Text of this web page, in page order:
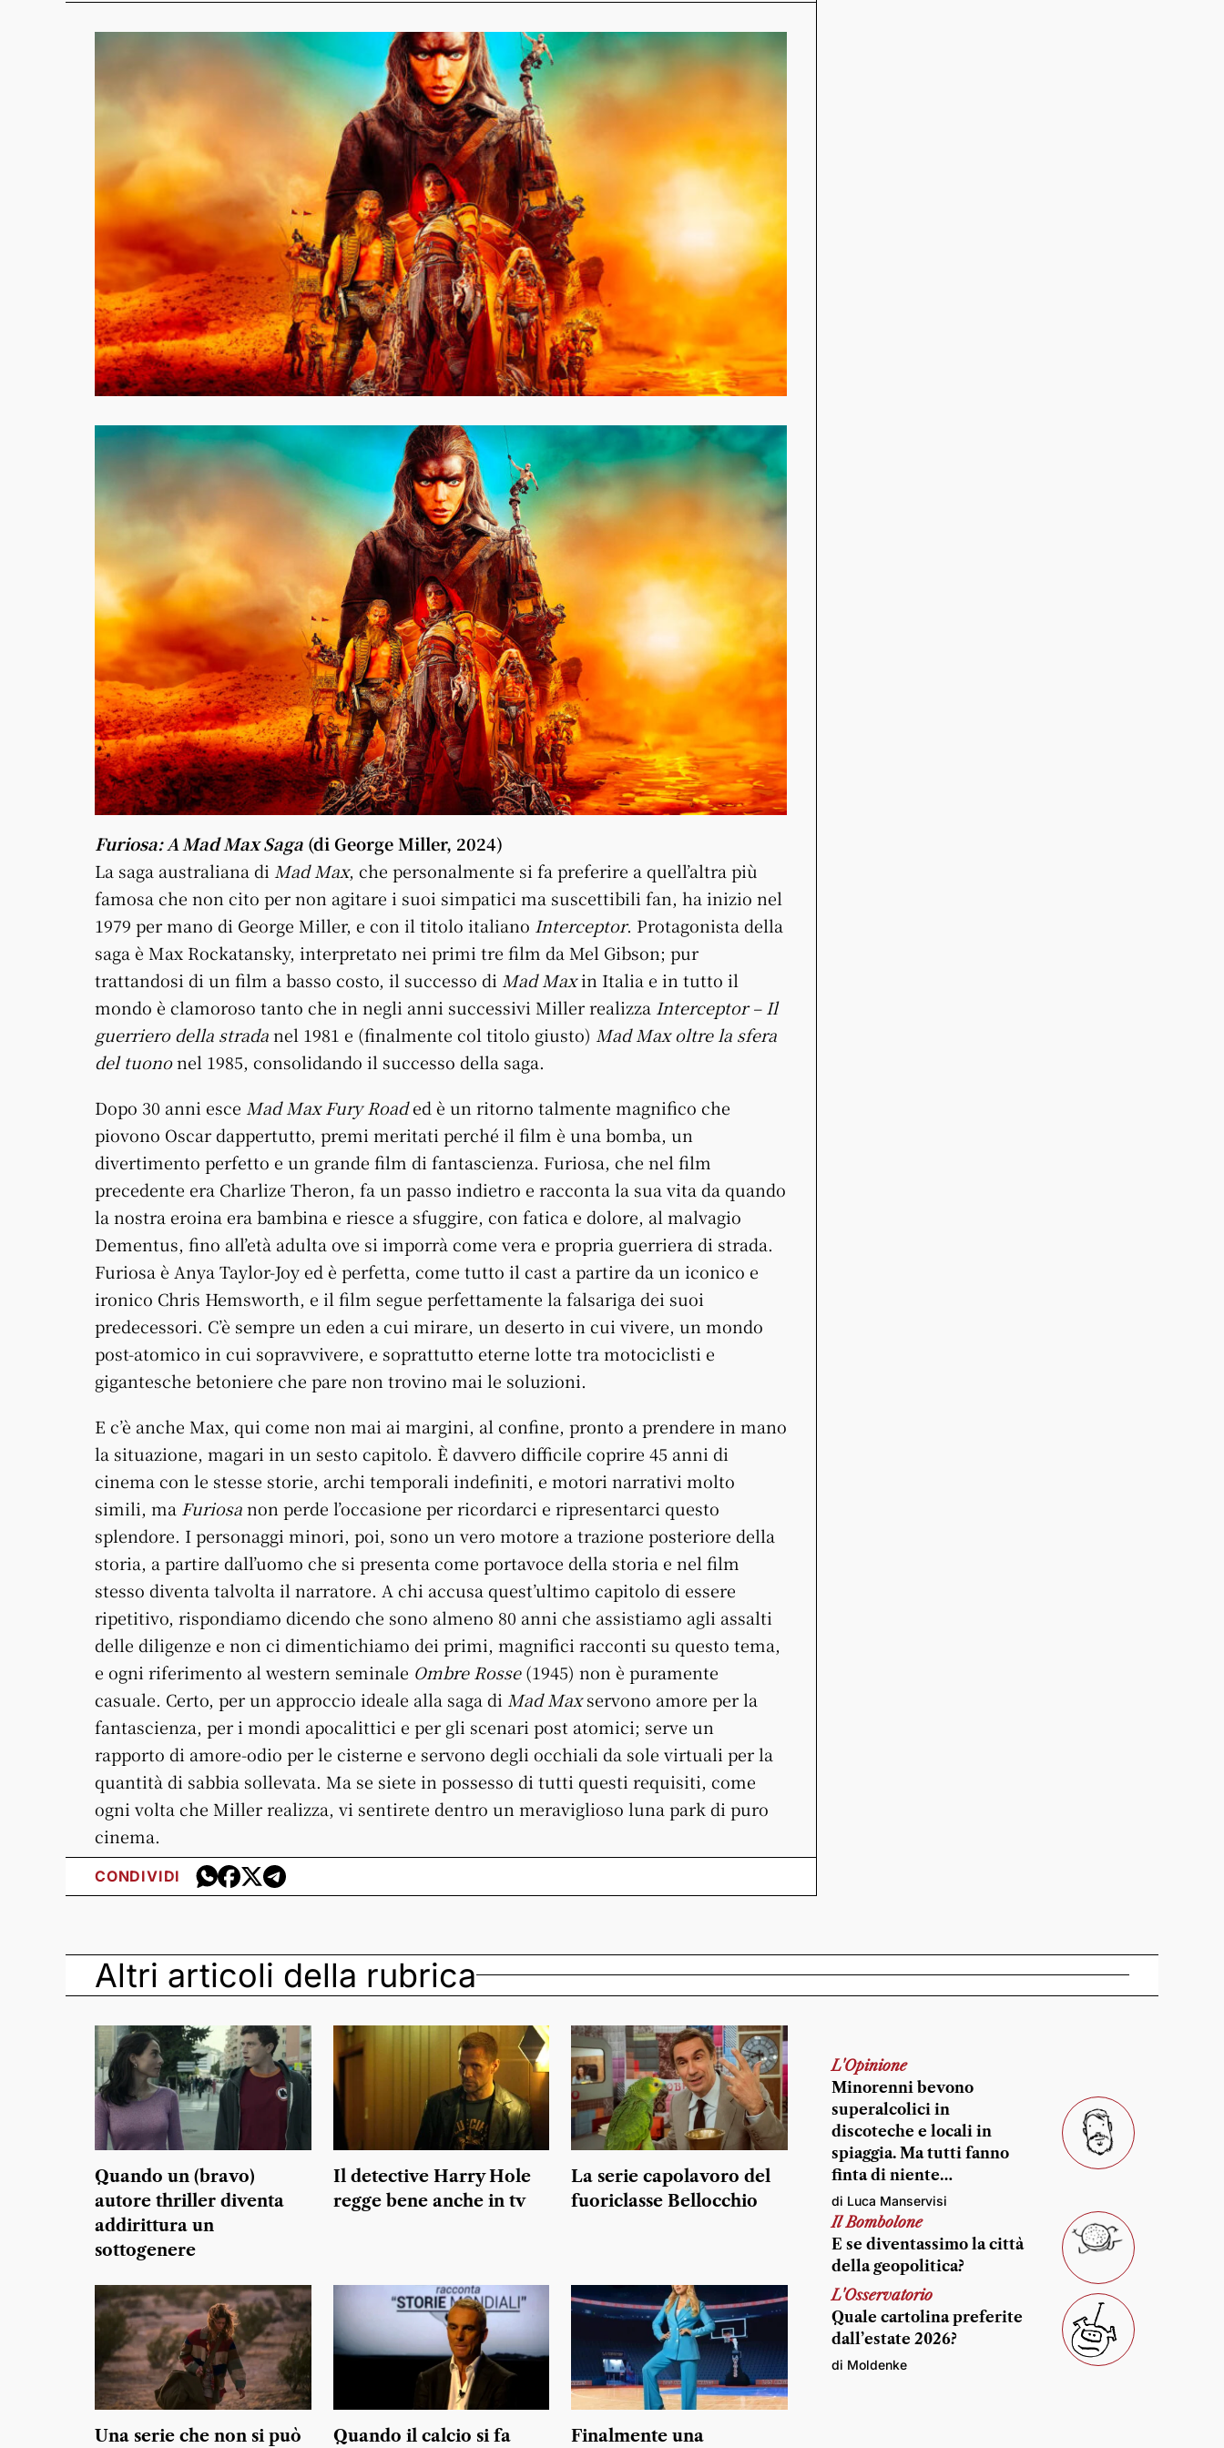
Furiosa: A Mad Max Saga (di George Miller, 2024)
La saga australiana di Mad Max, che personalmente si fa preferire a quell’altra più
famosa che non cito per non agitare i suoi simpatici ma suscettibili fan, ha inizio nel
1979 per mano di George Miller, e con il titolo italiano Interceptor. Protagonista della
saga è Max Rockatansky, interpretato nei primi tre film da Mel Gibson; pur
trattandosi di un film a basso costo, il successo di Mad Maxin Italia e in tutto il
mondo è clamoroso tanto che in negli anni successivi Miller realizza Interceptor – Il
guerriero della stradanel 1981 e (finalmente col titolo giusto) Mad Max oltre la sfera
del tuononel 1985, consolidando il successo della saga.
Dopo 30 anni esce Mad Max Fury Roaded è un ritorno talmente magnifico che
piovono Oscar dappertutto, premi meritati perché il film è una bomba, un
divertimento perfetto e un grande film di fantascienza. Furiosa, che nel film
precedente era Charlize Theron, fa un passo indietro e racconta la sua vita da quando
la nostra eroina era bambina e riesce a sfuggire, con fatica e dolore, al malvagio
Dementus, fino all’età adulta ove si imporrà come vera e propria guerriera di strada.
Furiosa è Anya Taylor-Joy ed è perfetta, come tutto il cast a partire da un iconico e
ironico Chris Hemsworth, e il film segue perfettamente la falsariga dei suoi
predecessori. C’è sempre un eden a cui mirare, un deserto in cui vivere, un mondo
post-atomico in cui sopravvivere, e soprattutto eterne lotte tra motociclisti e
gigantesche betoniere che pare non trovino mai le soluzioni.
E c’è anche Max, qui come non mai ai margini, al confine, pronto a prendere in mano
la situazione, magari in un sesto capitolo. È davvero difficile coprire 45 anni di
cinema con le stesse storie, archi temporali indefiniti, e motori narrativi molto
simili, ma Furiosanon perde l’occasione per ricordarci e ripresentarci questo
splendore. I personaggi minori, poi, sono un vero motore a trazione posteriore della
storia, a partire dall’uomo che si presenta come portavoce della storia e nel film
stesso diventa talvolta il narratore. A chi accusa quest’ultimo capitolo di essere
ripetitivo, rispondiamo dicendo che sono almeno 80 anni che assistiamo agli assalti
delle diligenze e non ci dimentichiamo dei primi, magnifici racconti su questo tema,
e ogni riferimento al western seminale Ombre Rosse(1945) non è puramente
casuale. Certo, per un approccio ideale alla saga di Mad Maxservono amore per la
fantascienza, per i mondi apocalittici e per gli scenari post atomici; serve un
rapporto di amore-odio per le cisterne e servono degli occhiali da sole virtuali per la
quantità di sabbia sollevata. Ma se siete in possesso di tutti questi requisiti, come
ogni volta che Miller realizza, vi sentirete dentro un meraviglioso luna park di puro
cinema.
CONDIVIDI
Altri articoli della rubrica
Quando un (bravo)
autore thriller diventa
addirittura un
sottogenere
Il detective Harry Hole
regge bene anche in tv
La serie capolavoro del
fuoriclasse Bellocchio
Una serie che non si può Quando il calcio si fa Finalmente una
L'Opinione
Minorenni bevono
superalcolici in
discoteche e locali in
spiaggia. Ma tutti fanno
finta di niente…
di Luca Manservisi
Il Bombolone
E se diventassimo la città
della geopolitica?
L'Osservatorio
Quale cartolina preferite
dall’estate 2026?
di Moldenke